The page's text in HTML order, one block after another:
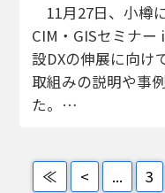
11月27日、小樽
CIM・GISセミナ
設DXの伸展に向け
取組みの説明や事
た。…
≪ < ... 3